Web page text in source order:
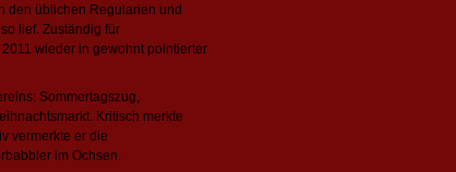
den üblichen Regularien und
lief. Zuständig für
wieder in gewohnt pointierter
Sommertagszug,
Kritisch merkte
vermerkte er die
im Ochsen.